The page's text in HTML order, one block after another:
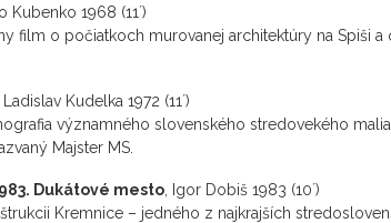
Kubenko 1968 (11´)
film o počiatkoch murovanej architektúry na Spiši
, Ladislav Kudelka 1972 (11´)
významného slovenského stredovekého
Majster MS.
Dukátové mesto , Igor Dobiš 1983 (10´)
Kremnice – jedného z najkrajších